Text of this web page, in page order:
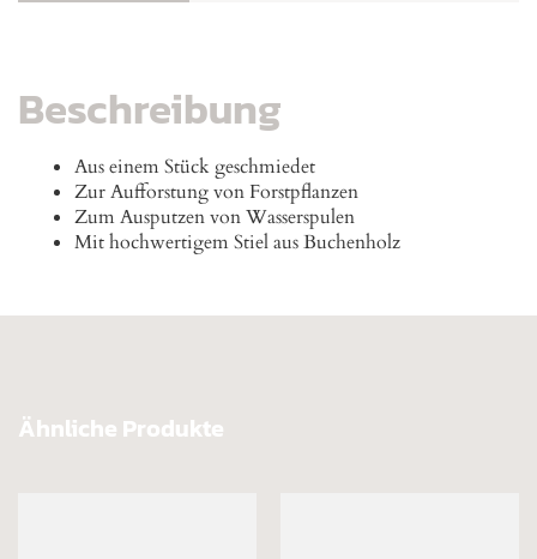
Beschreibung
Aus einem Stück geschmiedet
Zur Aufforstung von Forstpflanzen
Zum Ausputzen von Wasserspulen
Mit hochwertigem Stiel aus Buchenholz
Ähnliche Produkte